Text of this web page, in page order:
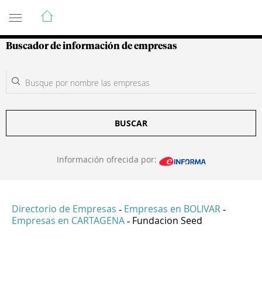
Guía de Empresas Colombianas
Buscador de información de empresas
BUSCAR
Información ofrecida por:
Directorio de Empresas - Empresas en BOLIVAR -
Empresas en CARTAGENA - Fundacion Seed